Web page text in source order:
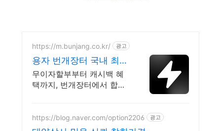
https://m.bunjang.co.kr/ 광고
용자 번개장터 국내 최대
브랜드 중고거래
무이자할부부터 캐시백 혜
택까지, 번개장터에서 합리
구 최다 상품 매일 10만 개
이상의 신규 상품 업로드
https://blog.naver.com/option2206 광고